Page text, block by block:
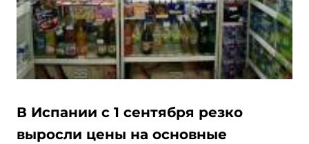
В Испании с 1 сентября резко
выросли цены на основные